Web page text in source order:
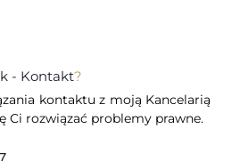
- Kontakt?
kontaktu z moją Kancelarią
Ci rozwiązać problemy prawne.